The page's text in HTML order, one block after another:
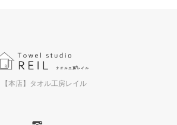
【本店】タオル工房レイル